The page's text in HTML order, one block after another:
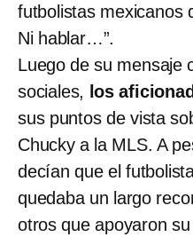
futbolistas
Ni hablar…”.
Luego de su mensaje
sociales, los
sus puntos de vista
Chucky a la MLS. A
decían que el
quedaba un largo
otros que apoyaron su